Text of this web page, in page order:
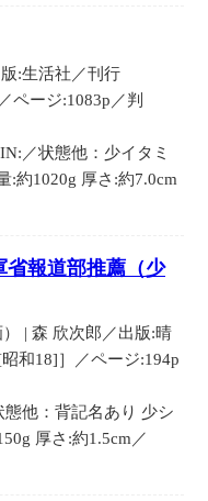
:生活社／刊行
ページ:1083p／判
／状態他：少イタミ
:約1020g 厚さ:約7.0cm
省報道部推薦（少
| 森 欣次郎／出版:晴
和18]］／ページ:194p
他：背記名あり 少シ
厚さ:約1.5cm／